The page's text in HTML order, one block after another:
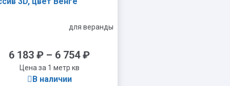
для веранды
6 183 ₽ – 6 754₽
Цена за 1 метр кв
В наличии